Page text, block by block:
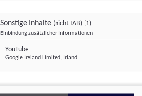
Sonstige Inhalte (nicht IAB) (1)
Einbindung zusätzlicher Informationen
YouTube
Google Ireland Limited, Irland